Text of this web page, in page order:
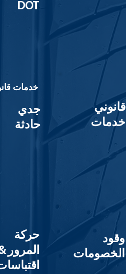
DOT
جدي
حادثة
خدمات
قانوني
خدمات
حركة
المرور
وقود
الخصومات